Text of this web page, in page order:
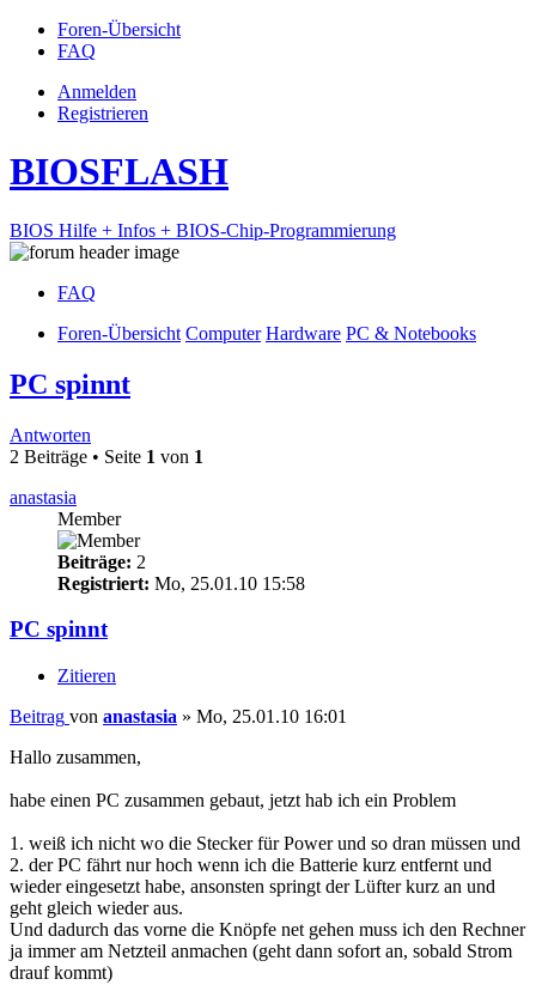
Foren-Übersicht
FAQ
Anmelden
Registrieren
BIOSFLASH
BIOS Hilfe + Infos + BIOS-Chip-Programmierung
FAQ
Foren-Übersicht Computer Hardware PC & Notebooks
PC spinnt
Antworten
2 Beiträge • Seite 1 von 1
anastasia
Member
Beiträge: 2
Registriert: Mo, 25.01.10 15:58
PC spinnt
Zitieren
Beitrag von anastasia » Mo, 25.01.10 16:01
Hallo zusammen,
habe einen PC zusammen gebaut, jetzt hab ich ein Problem
1. weiß ich nicht wo die Stecker für Power und so dran müssen und
2. der PC fährt nur hoch wenn ich die Batterie kurz entfernt und
wieder eingesetzt habe, ansonsten springt der Lüfter kurz an und
geht gleich wieder aus.
Und dadurch das vorne die Knöpfe net gehen muss ich den Rechner
ja immer am Netzteil anmachen (geht dann sofort an, sobald Strom
drauf kommt)